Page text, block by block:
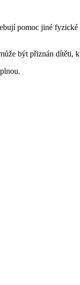
pomoc jiné
být přiznán dítěti,